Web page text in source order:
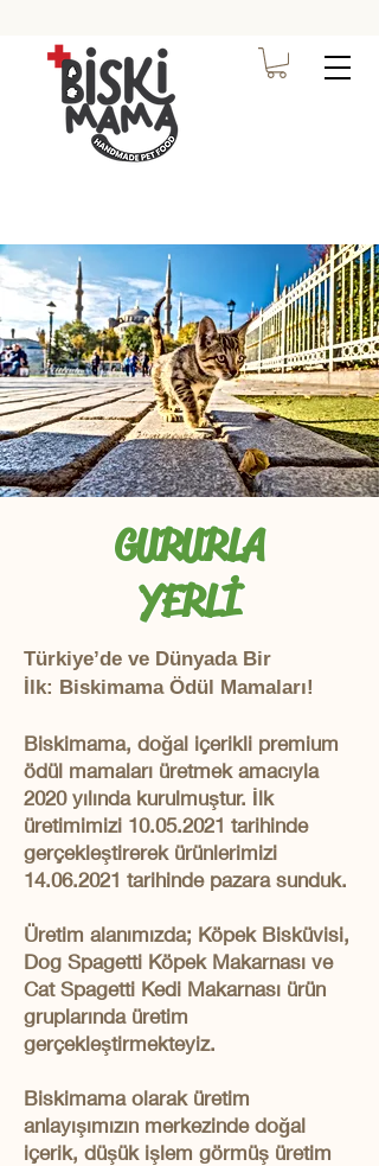
GURURLA
YERLİ
Türkiye’de ve Dünyada Bir
İlk: Biskimama Ödül Mamaları!
Biskimama, doğal içerikli premium
ödül mamaları üretmek amacıyla
2020 yılında kurulmuştur. İlk
üretimimizi 10.05.2021 tarihinde
gerçekleştirerek ürünlerimizi
14.06.2021 tarihinde pazara sunduk.
Üretim alanımızda; Köpek Bisküvisi,
Dog Spagetti Köpek Makarnası ve
Cat Spagetti Kedi Makarnası ürün
gruplarında üretim
gerçekleştirmekteyiz.
Biskimama olarak üretim
anlayışımızın merkezinde doğal
içerik, düşük işlem görmüş üretim